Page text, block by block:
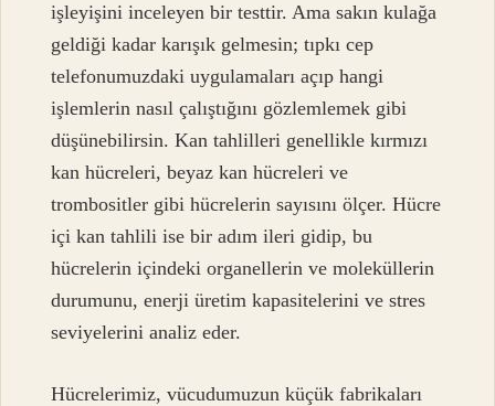
işleyişini inceleyen bir testtir. Ama sakın kulağa
geldiği kadar karışık gelmesin; tıpkı cep
telefonumuzdaki uygulamaları açıp hangi
işlemlerin nasıl çalıştığını gözlemlemek gibi
düşünebilirsin. Kan tahlilleri genellikle kırmızı
kan hücreleri, beyaz kan hücreleri ve
trombositler gibi hücrelerin sayısını ölçer. Hücre
içi kan tahlili ise bir adım ileri gidip, bu
hücrelerin içindeki organellerin ve moleküllerin
durumunu, enerji üretim kapasitelerini ve stres
seviyelerini analiz eder.
Hücrelerimiz, vücudumuzun küçük fabrikaları